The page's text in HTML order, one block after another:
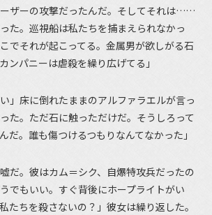
ザーの攻撃だったんだ。そしてそれは……
た。巡視船は私たちを捕まえられなかっ
でそれが起こってる。金属男が欲しがる石
ンパニーは虐殺を繰り広げてる」
」床に倒れたままのアルファラエルが言っ
た。ただ石に触っただけだ。そうしろって
だ。誰も傷つけるつもりなんてなかった」
だ。彼はカム＝シク、自爆特攻兵だったの
でもいい。すぐ背後にホープライトがい
たちを殺さないの？」彼女は繰り返した。